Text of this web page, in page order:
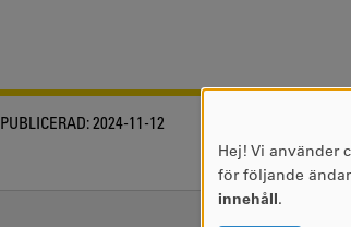
PUBLICERAD:2024-11-12
AV
Hej! Vi använder
för följande
innehåll.